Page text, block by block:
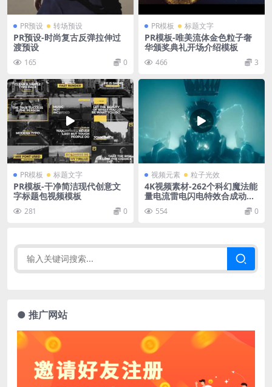
PR预设 转场预设
PR预设-时尚复古反弹拉伸过
渡预设
165 0
PR模板 标题文字
PR模板-唯美流体金色粒子奢
华颁奖典礼开场介绍模板
466 3
PR模板 标题文字
PR模板-干净简洁现代创意文
字标题包视频模板
281 0
视频元素 粒子光效
4K视频素材-262个科幻魔法能
量电流雷电闪电特效合成动画
554 0
● 推广网站